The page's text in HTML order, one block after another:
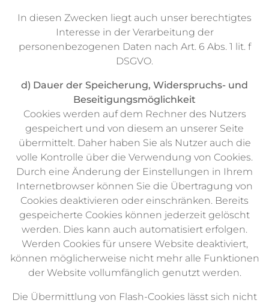
In diesen Zwecken liegt auch unser berechtigtes
Interesse in der Verarbeitung der
personenbezogenen Daten nach Art. 6 Abs. 1 lit. f
DSGVO.
d) Dauer der Speicherung, Widerspruchs- und
Beseitigungsmöglichkeit
Cookies werden auf dem Rechner des Nutzers
gespeichert und von diesem an unserer Seite
übermittelt. Daher haben Sie als Nutzer auch die
volle Kontrolle über die Verwendung von Cookies.
Durch eine Änderung der Einstellungen in Ihrem
Internetbrowser können Sie die Übertragung von
Cookies deaktivieren oder einschränken. Bereits
gespeicherte Cookies können jederzeit gelöscht
werden. Dies kann auch automatisiert erfolgen.
Werden Cookies für unsere Website deaktiviert,
können möglicherweise nicht mehr alle Funktionen
der Website vollumfänglich genutzt werden.
Die Übermittlung von Flash-Cookies lässt sich nicht